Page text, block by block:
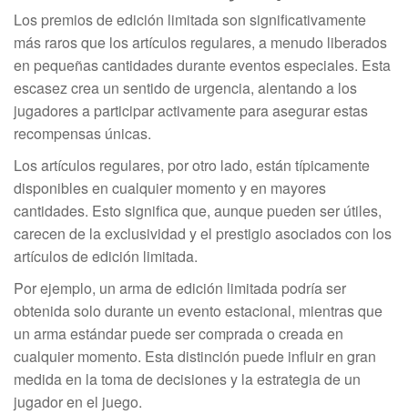
Los premios de edición limitada son significativamente
más raros que los artículos regulares, a menudo liberados
en pequeñas cantidades durante eventos especiales. Esta
escasez crea un sentido de urgencia, alentando a los
jugadores a participar activamente para asegurar estas
recompensas únicas.
Los artículos regulares, por otro lado, están típicamente
disponibles en cualquier momento y en mayores
cantidades. Esto significa que, aunque pueden ser útiles,
carecen de la exclusividad y el prestigio asociados con los
artículos de edición limitada.
Por ejemplo, un arma de edición limitada podría ser
obtenida solo durante un evento estacional, mientras que
un arma estándar puede ser comprada o creada en
cualquier momento. Esta distinción puede influir en gran
medida en la toma de decisiones y la estrategia de un
jugador en el juego.